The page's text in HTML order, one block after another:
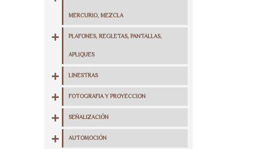
MERCURIO, MEZCLA
PLAFONES, REGLETAS, PANTALLAS,
APLIQUES
LINESTRAS
FOTOGRAFIA Y PROYECCION
SEÑALIZACIÓN
AUTOMOCIÓN